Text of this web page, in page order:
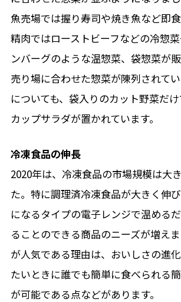
魚売場では握り寿司や焼き魚など即食
精肉ではローストビーフなどの冷惣
ンバーグのような温惣菜、袋惣菜が販
売り場に合わせた惣菜が陳列されて
についても、袋入りのカット野菜だ
カップサラダが置かれています。
冷凍食品の伸長
2020年は、冷凍食品の市場規模は大
た。特に調理済冷凍食品が大きく伸
になるタイプの電子レンジで温める
ることのできる商品のニーズが増え
が人気である理由は、おいしさの進
たいときに誰でも簡単に食べられる
が可能である点などがあります。